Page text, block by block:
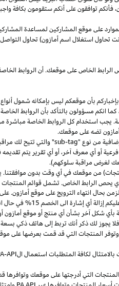
فأنكم توافقون على أنكم ستقومون بكافة
على موقع المشاركين لمساعدة
تحاول استغلال اسم أمازون) تحاول
الرابط الخاص على موقعك. أن الروابط
بأن موقعكم ليس بإمكانه شمول
كما انكم مسؤولون بالتأكد بأن الروابط
يجب استخدام كل الروابط الخاصة
تضه على موقعك.
من نوع "sub-tag" والتي تتيح لك
أو أي معرف آخر، أو أي تقرير يتم
لغرض مراقبة سلوكهم).
من موقعك في أي وقت بدون
يحص الرابط الخاص. تشمل قوائم المنتجات
بحال انتهاء الترويج على موقع أمازون.
إشارة الى الخصم 15% في حال انتهاء العرض الترويجي على موقع أمازون.
بأيشكلآخر بشأنأي منتجأو موقعأمازون
فلا يجوز لكذكرأنك تربطإلىهاتفذكي بسعة
المنتجات التي قد قمت بعرضها على
لكافة المتطلبات استعمال ال-API
التي أدرجتها على موقعك وتوافرها